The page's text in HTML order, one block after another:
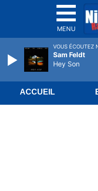
MENU
ACCUEIL
VOUS ÉCOUTEZ
Sam Feldt
Hey Son